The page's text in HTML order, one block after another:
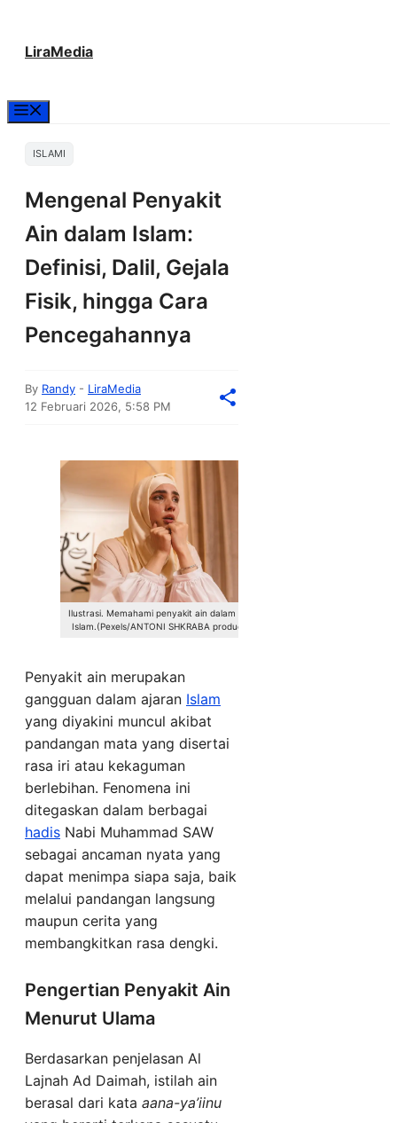
LiraMedia
ISLAMI
Mengenal Penyakit
Ain dalam Islam:
Definisi, Dalil, Gejala
Fisik, hingga Cara
Pencegahannya
By Randy - LiraMedia
12 Februari 2026, 5:58 PM
Ilustrasi. Memahami penyakit ain dalam ajaran
Islam.(Pexels/ANTONI SHKRABA production)
Penyakit ain merupakan
gangguan dalam ajaran Islam
yang diyakini muncul akibat
pandangan mata yang disertai
rasa iri atau kekaguman
berlebihan. Fenomena ini
ditegaskan dalam berbagai
hadis Nabi Muhammad SAW
sebagai ancaman nyata yang
dapat menimpa siapa saja, baik
melalui pandangan langsung
maupun cerita yang
membangkitkan rasa dengki.
Pengertian Penyakit Ain
Menurut Ulama
Berdasarkan penjelasan Al
Lajnah Ad Daimah, istilah ain
berasal dari kata aana-ya’iinu